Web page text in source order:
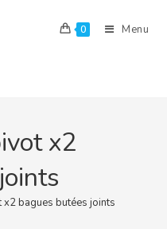
0 Menu
x2
bagues butées joints